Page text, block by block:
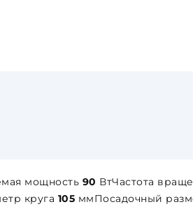
мощность 90 ВтЧастота
круга 105 ммПосадочный